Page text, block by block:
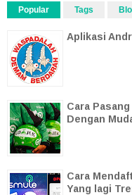
Popular Tags
Aplikasi
Cara
Dengan
Cara
Yang lagi